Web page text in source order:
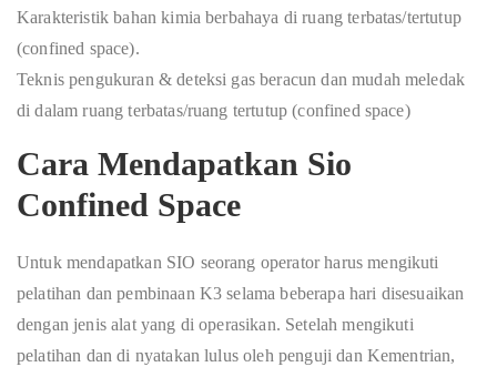
Karakteristik bahan kimia berbahaya di ruang terbatas/tertutup
(confined space).
Teknis pengukuran & deteksi gas beracun dan mudah meledak
di dalam ruang terbatas/ruang tertutup (confined space)
Cara Mendapatkan Sio
Confined Space
Untuk mendapatkan SIO seorang operator harus mengikuti
pelatihan dan pembinaan K3 selama beberapa hari disesuaikan
dengan jenis alat yang di operasikan. Setelah mengikuti
pelatihan dan di nyatakan lulus oleh penguji dan Kementrian,